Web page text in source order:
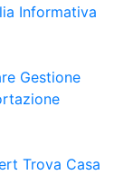
Informativa
Gestione
Trova Casa